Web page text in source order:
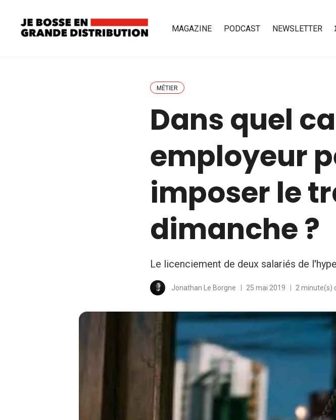
MAGAZINE PODCAST NEWSLETTER
MÉTIER
Dans quel
employeur
imposer le
dimanche ?
Le licenciement de deux salariés de
Jonathan Le Borgne 25 mai 2019 2 minute(s)